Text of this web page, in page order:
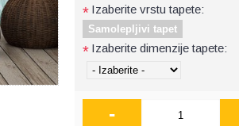
* Izaberite vrstu tapete:
Samolepljivi tapet
* Izaberite dimenzije tapete:
-